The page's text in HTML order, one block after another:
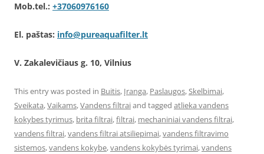
Mob.tel.: +37060976160
El. paštas: info@pureaquafilter.lt
V. Zakalevičiaus g. 10, Vilnius
This entry was posted in Buitis, Įranga, Paslaugos,Skelbimai,
Sveikata,Vaikams,Vandens filtraiand tagged atlieka vandens
kokybes tyrimus, brita filtrai,filtrai, mechaniniai vandens filtrai,
vandens filtrai,vandens filtrai atsiliepimai,vandens filtravimo
sistemos,vandens kokybe,vandens kokybės tyrimai,vandens